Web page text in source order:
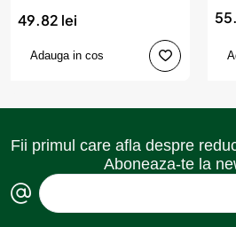
49.82 lei
Adauga in cos
Fii primul care afla despre
Aboneaza-te la